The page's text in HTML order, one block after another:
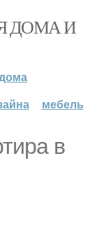
ДОМА И
мебель
в